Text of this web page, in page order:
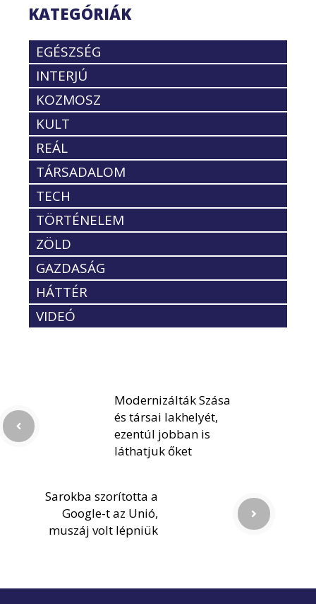
KATEGÓRIÁK
EGÉSZSÉG
INTERJÚ
KOZMOSZ
KULT
REÁL
TÁRSADALOM
TECH
TÖRTÉNELEM
ZÖLD
GAZDASÁG
HÁTTÉR
VIDEÓ
Modernizálták Szása
és társai lakhelyét,
ezentúl jobban is
láthatjuk őket
Sarokba szorította a
Google-t az Unió,
muszáj volt lépniük